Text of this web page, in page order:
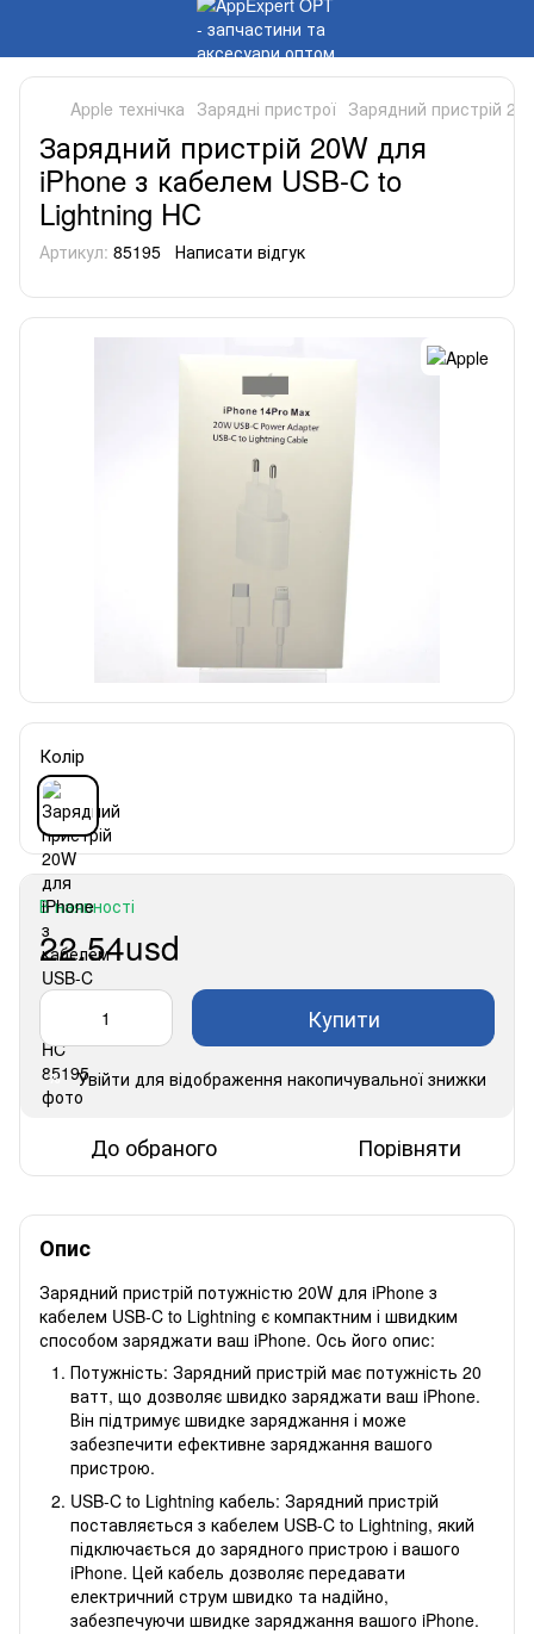
Apple технічка Зарядні пристрої Зарядний пристрій
Зарядний пристрій 20W для
iPhone з кабелем USB-C to
Lightning HC
Артикул: 85195 Написати відгук
Колір
В наявності
22.54usd
Купити
% Увійти для відображення накопичувальної знижки
До обраного Порівняти
Опис
Зарядний пристрій потужністю 20W для iPhone з
кабелем USB-C to Lightning є компактним і швидким
способом заряджати ваш iPhone. Ось його опис:
Потужність: Зарядний пристрій має потужність 20
ватт, що дозволяє швидко заряджати ваш iPhone.
Він підтримує швидке заряджання і може
забезпечити ефективне заряджання вашого
пристрою.
USB-C to Lightning кабель: Зарядний пристрій
поставляється з кабелем USB-C to Lightning, який
підключається до зарядного пристрою і вашого
iPhone. Цей кабель дозволяє передавати
електричний струм швидко та надійно,
забезпечуючи швидке заряджання вашого iPhone.